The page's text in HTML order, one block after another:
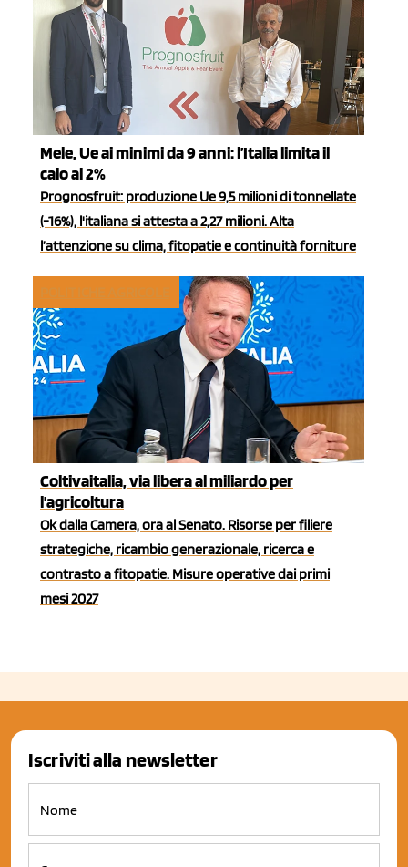
Mele, Ue ai minimi da 9 anni: l’Italia limita il
calo al 2%
Prognosfruit: produzione Ue 9,5 milioni di tonnellate
(-16%), l'italiana si attesta a 2,27 milioni. Alta
l’attenzione su clima, fitopatie e continuità forniture
Coltivaitalia, via libera al miliardo per
l'agricoltura
Ok dalla Camera, ora al Senato. Risorse per filiere
strategiche, ricambio generazionale, ricerca e
contrasto a fitopatie. Misure operative dai primi
mesi 2027
Iscriviti alla newsletter